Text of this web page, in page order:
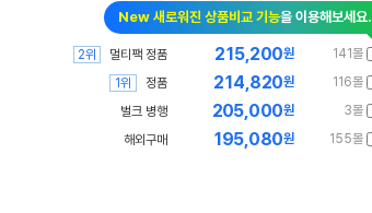
New 새로워진 상품비교 기능을 이용해보세요.
141몰
215,200원
2위
멀티팩 정품
116몰
214,820원
1위
정품
3몰
205,000원
벌크 병행
155몰
195,080원
해외구매